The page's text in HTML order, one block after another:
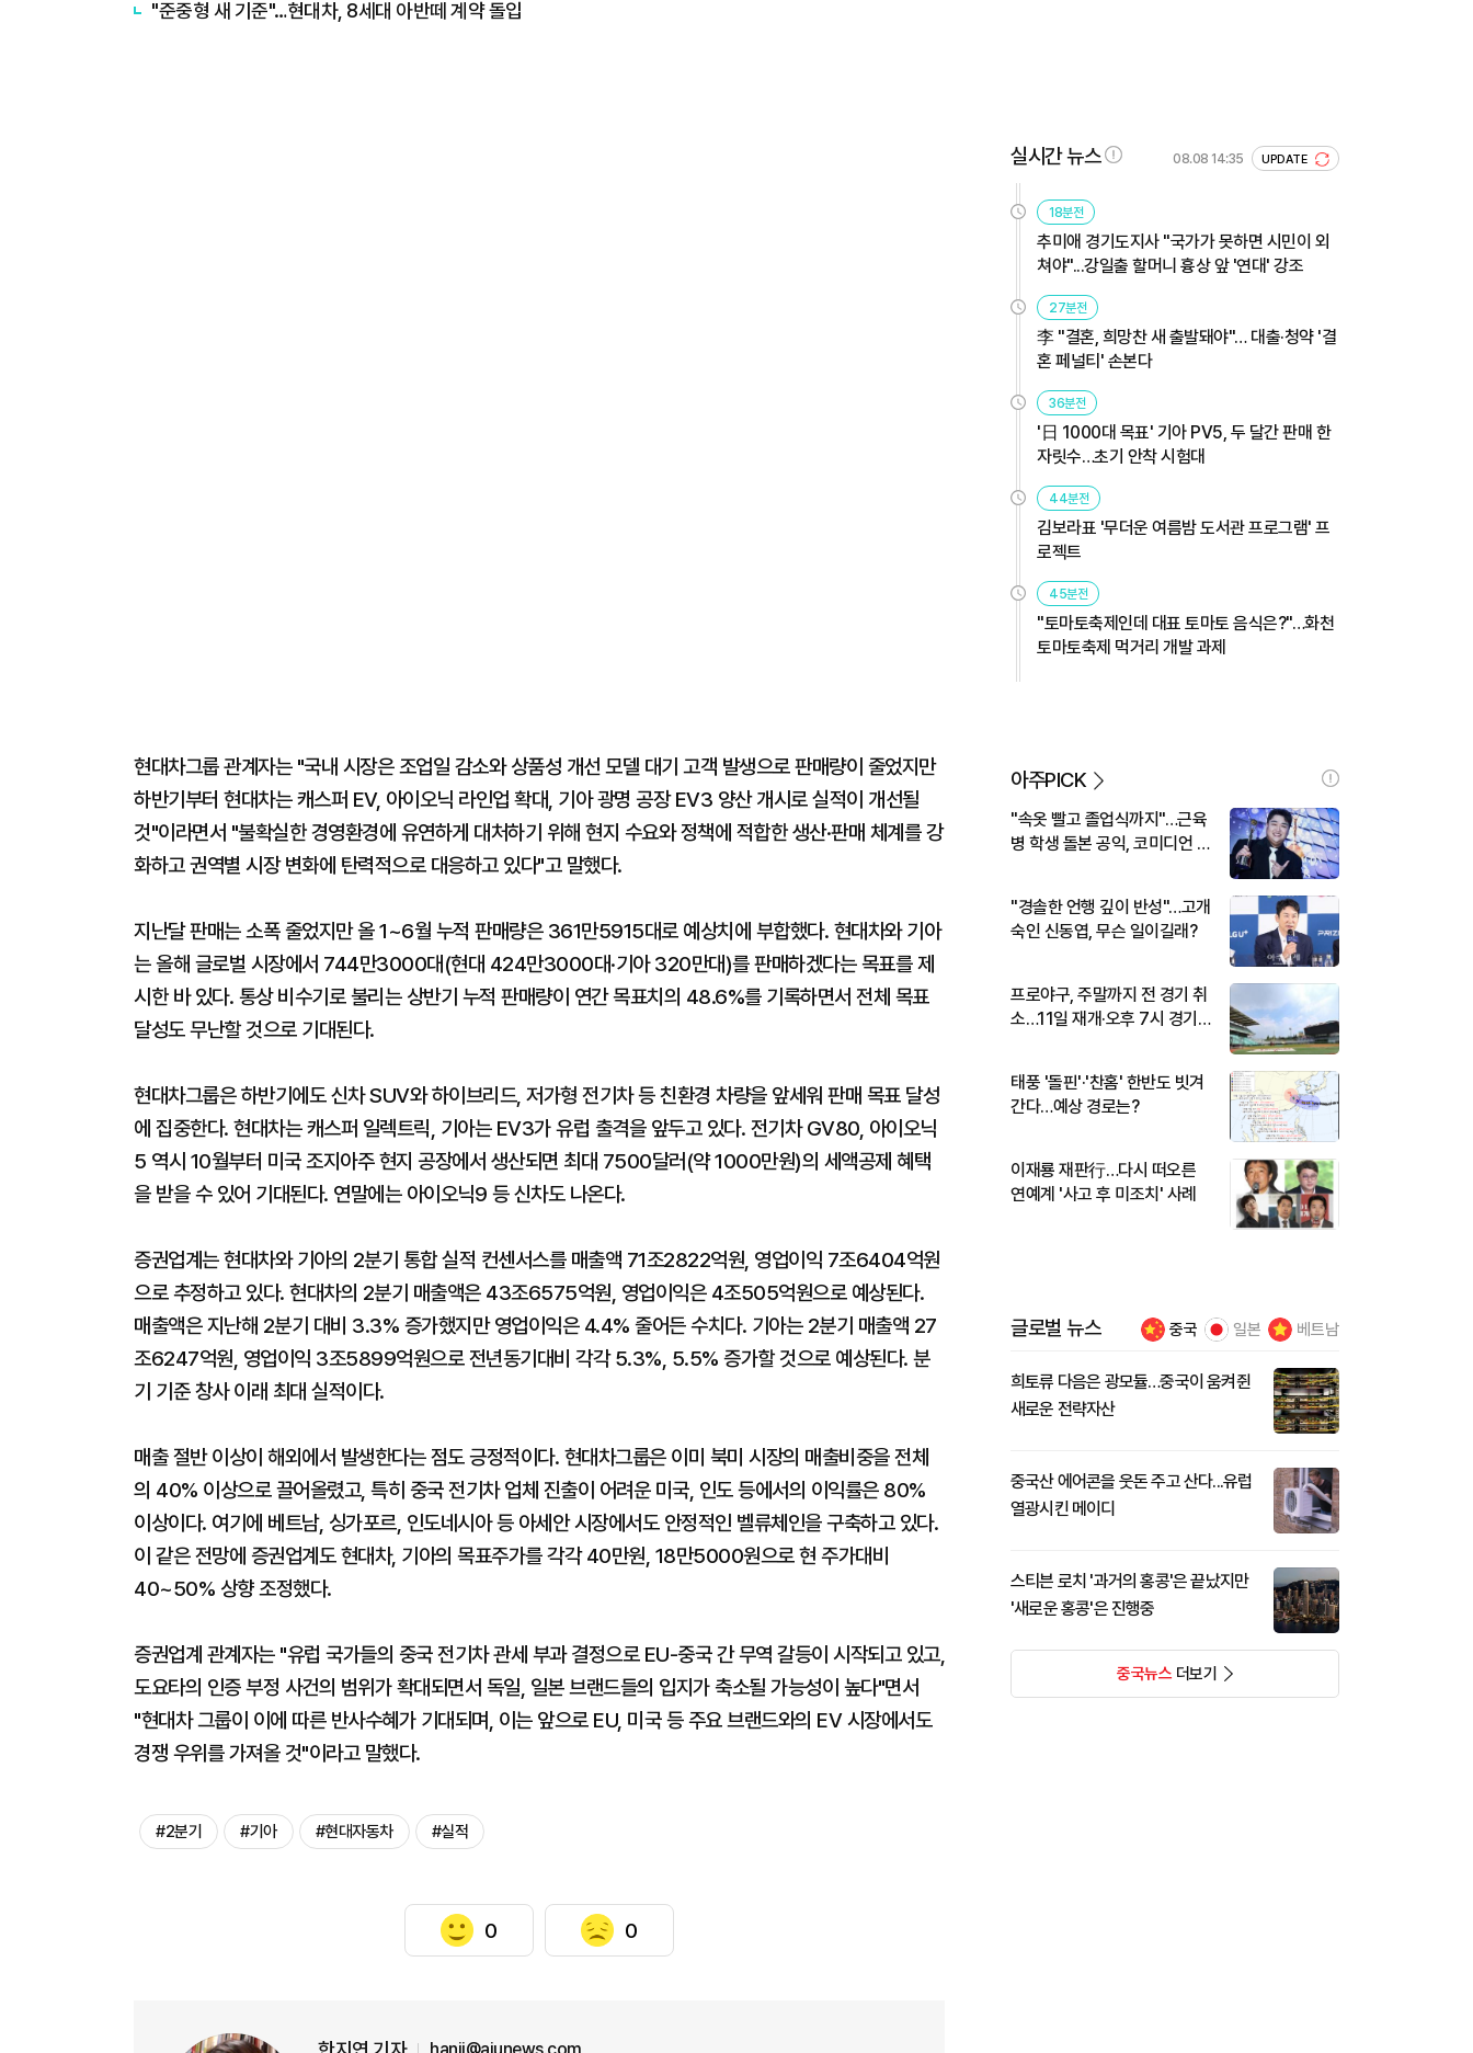
"준중형 새 기준"…현대차, 8세대 아반떼 계약 돌입
현대차그룹 관계자는 "국내 시장은 조업일 감소와 상품성 개선 모델 대기 고객 발생으로 판매량이 줄었지만
하반기부터 현대차는 캐스퍼 EV, 아이오닉 라인업 확대, 기아 광명 공장 EV3 양산 개시로 실적이 개선될
것"이라면서 "불확실한 경영환경에 유연하게 대처하기 위해 현지 수요와 정책에 적합한 생산·판매 체계를 강
화하고 권역별 시장 변화에 탄력적으로 대응하고 있다"고 말했다.
지난달 판매는 소폭 줄었지만 올 1~6월 누적 판매량은 361만5915대로 예상치에 부합했다. 현대차와 기아
는 올해 글로벌 시장에서 744만3000대(현대 424만3000대·기아 320만대)를 판매하겠다는 목표를 제
시한 바 있다. 통상 비수기로 불리는 상반기 누적 판매량이 연간 목표치의 48.6%를 기록하면서 전체 목표
달성도 무난할 것으로 기대된다.
현대차그룹은 하반기에도 신차 SUV와 하이브리드, 저가형 전기차 등 친환경 차량을 앞세워 판매 목표 달성
에 집중한다. 현대차는 캐스퍼 일렉트릭, 기아는 EV3가 유럽 출격을 앞두고 있다. 전기차 GV80, 아이오닉
5 역시 10월부터 미국 조지아주 현지 공장에서 생산되면 최대 7500달러(약 1000만원)의 세액공제 혜택
을 받을 수 있어 기대된다. 연말에는 아이오닉9 등 신차도 나온다.
증권업계는 현대차와 기아의 2분기 통합 실적 컨센서스를 매출액 71조2822억원, 영업이익 7조6404억원
으로 추정하고 있다. 현대차의 2분기 매출액은 43조6575억원, 영업이익은 4조505억원으로 예상된다.
매출액은 지난해 2분기 대비 3.3% 증가했지만 영업이익은 4.4% 줄어든 수치다. 기아는 2분기 매출액 27
조6247억원, 영업이익 3조5899억원으로 전년동기대비 각각 5.3%, 5.5% 증가할 것으로 예상된다. 분
기 기준 창사 이래 최대 실적이다.
매출 절반 이상이 해외에서 발생한다는 점도 긍정적이다. 현대차그룹은 이미 북미 시장의 매출비중을 전체
의 40% 이상으로 끌어올렸고, 특히 중국 전기차 업체 진출이 어려운 미국, 인도 등에서의 이익률은 80%
이상이다. 여기에 베트남, 싱가포르, 인도네시아 등 아세안 시장에서도 안정적인 벨류체인을 구축하고 있다.
이 같은 전망에 증권업계도 현대차, 기아의 목표주가를 각각 40만원, 18만5000원으로 현 주가대비
40~50% 상향 조정했다.
증권업계 관계자는 "유럽 국가들의 중국 전기차 관세 부과 결정으로 EU-중국 간 무역 갈등이 시작되고 있고,
도요타의 인증 부정 사건의 범위가 확대되면서 독일, 일본 브랜드들의 입지가 축소될 가능성이 높다"면서
"현대차 그룹이 이에 따른 반사수혜가 기대되며, 이는 앞으로 EU, 미국 등 주요 브랜드와의 EV 시장에서도
경쟁 우위를 가져올 것"이라고 말했다.
#2분기 #기아 #현대자동차 #실적
0 0
실시간 뉴스 08.08 14:35 UPDATE
18분전
추미애 경기도지사 "국가가 못하면 시민이 외
쳐야"...강일출 할머니 흉상 앞 '연대' 강조
27분전
李 "결혼, 희망찬 새 출발돼야"… 대출·청약 '결
혼 페널티' 손본다
36분전
'日 1000대 목표' 기아 PV5, 두 달간 판매 한
자릿수…초기 안착 시험대
44분전
김보라표 '무더운 여름밤 도서관 프로그램' 프
로젝트
45분전
"토마토축제인데 대표 토마토 음식은?"…화천
토마토축제 먹거리 개발 과제
아주PICK
"속옷 빨고 졸업식까지"…근육
병 학생 돌본 공익, 코미디언 김
"경솔한 언행 깊이 반성"…고개
숙인 신동엽, 무슨 일이길래?
프로야구, 주말까지 전 경기 취
소…11일 재개·오후 7시 경기
태풍 '돌핀'·'찬홈' 한반도 빗겨
간다…예상 경로는?
이재룡 재판行…다시 떠오른
연예계 '사고 후 미조치' 사례
글로벌 뉴스 중국 일본 베트남
희토류 다음은 광모듈…중국이 움켜쥔
새로운 전략자산
중국산 에어콘을 웃돈 주고 산다...유럽
열광시킨 메이디
스티븐 로치 '과거의 홍콩'은 끝났지만
'새로운 홍콩'은 진행중
중국뉴스더보기